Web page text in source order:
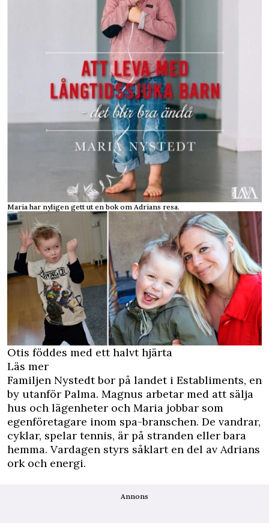
Maria har nyligen gett ut en bok om Adrians resa.
Otis föddes med ett halvt hjärta
Läs mer
Familjen Nystedt bor på landet i Establiments, en
by utanför Palma. Magnus arbetar med att sälja
hus och lägenheter och Maria jobbar som
egenföretagare inom spa-branschen. De vandrar,
cyklar, spelar tennis, är på stranden eller bara
hemma. Vardagen styrs såklart en del av Adrians
ork och energi.
Annons